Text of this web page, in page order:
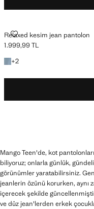
Relaxed kesim jean pantolon
RELAXED KESIM JEAN
Güncel fiyat [1.999,99 TL ]
1.999,99 TL
+2
+2 renk
Mango Teen'de, kot
biliyoruz; onlarla günlük,
görünümler yaratabilirsiniz.
jeanlerin özünü korurken, aynı
içerecek şekilde
ve düz jean'lerden erkek